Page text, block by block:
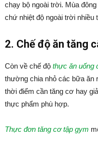
chạy bộ ngoài trời. Mùa
chứ nhiệt độ ngoài trời nhiều
2. Chế độ ăn tăng
Còn về chế độ thực ăn uống
thường chia nhỏ các bữa ăn
thời điểm cần tăng cơ hay
thực phẩm phù hợp.
Thực đơn tăng cơ tập gym